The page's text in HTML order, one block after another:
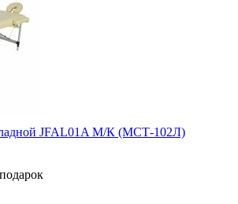
JFAL01A М/К (МСТ-102Л)